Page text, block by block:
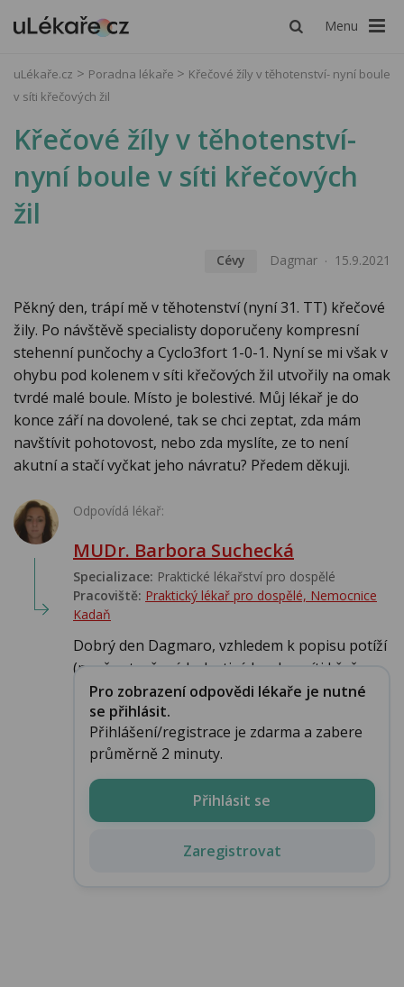
Menu
uLékaře.cz Poradna lékaře
Křečové žíly v těhotenství- nyní boule
v síti křečových žil
Křečové žíly v těhotenství-
nyní boule v síti křečových
žil
Cévy Dagmar 15.9.2021
Pěkný den, trápí mě v těhotenství (nyní 31. TT) křečové
žily. Po návštěvě specialisty doporučeny kompresní
stehenní punčochy a Cyclo3fort 1-0-1. Nyní se mi však v
ohybu pod kolenem v síti křečových žil utvořily na omak
tvrdé malé boule. Místo je bolestivé. Můj lékař je do
konce září na dovolené, tak se chci zeptat, zda mám
navštívit pohotovost, nebo zda myslíte, ze to není
akutní a stačí vyčkat jeho návratu? Předem děkuji.
Odpovídá lékař:
MUDr. Barbora Suchecká
Specializace: Praktické lékařství pro dospělé
Pracoviště: Praktický lékař pro dospělé, Nemocnice
Kadaň
Dobrý den Dagmaro, vzhledem k popisu potíží
(nově vytvořené bolestivé boule v síti křečov...
Pro zobrazení odpovědi lékaře je nutné
se přihlásit.
Přihlášení/registrace je zdarma a zabere
průměrně 2 minuty.
Přihlásit se
Zaregistrovat